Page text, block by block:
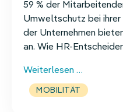
59 % der
Umweltschutz bei
der Unternehmen
an. Wie HR-
Weiterlesen …
MOBILITÄT